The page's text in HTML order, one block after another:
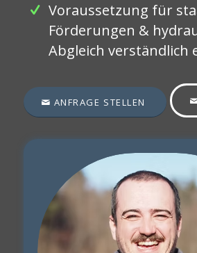
Voraussetzung für
Förderungen &
Abgleich verständlich
ANFRAGE STELLEN